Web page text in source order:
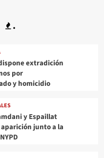
.
extradición
por
y homicidio
y Espaillat
junto a la